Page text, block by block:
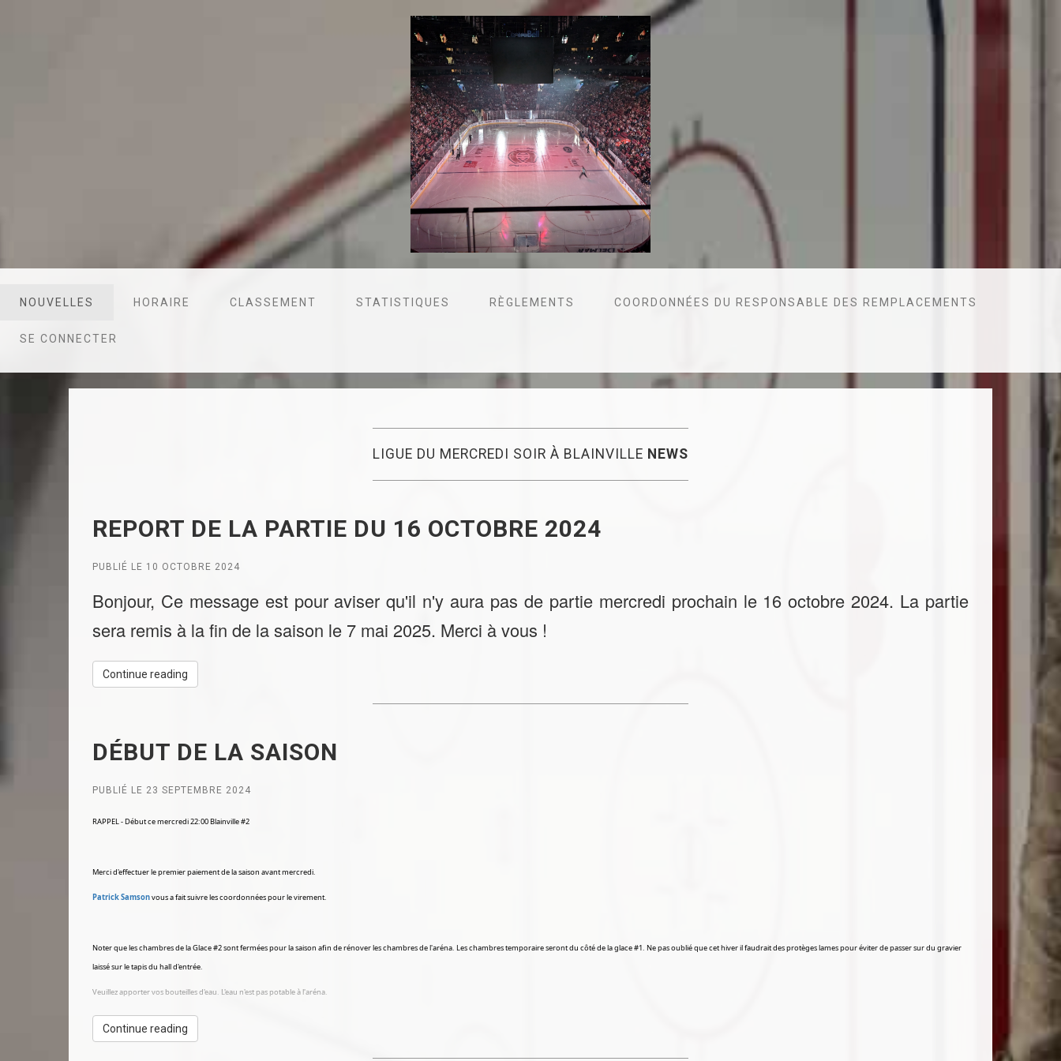
NOUVELLES HORAIRE CLASSEMENT STATISTIQUES RÈGLEMENTS COORDONNÉES DU RESPONSABLE DES REMPLACEMENTS
SE CONNECTER
LIGUE DU MERCREDI SOIR À BLAINVILLE NEWS
REPORT DE LA PARTIE DU 16 OCTOBRE 2024
PUBLIÉ LE 10 OCTOBRE 2024
Bonjour, Ce message est pour aviser qu'il n'y aura pas de partie mercredi prochain le 16 octobre 2024. La partie
sera remis à la fin de la saison le 7 mai 2025. Merci à vous !
Continue reading
DÉBUT DE LA SAISON
PUBLIÉ LE 23 SEPTEMBRE 2024
RAPPEL - Début ce mercredi 22:00 Blainville #2
Merci d'effectuer le premier paiement de la saison avant mercredi.
Patrick Samsonvous a fait suivre les coordonnées pour le virement.
Noter que les chambres de la Glace #2 sont fermées pour la saison afin de rénover les chambres de l'aréna. Les chambres temporaire seront du côté de la glace #1. Ne pas oublié que cet hiver il faudrait des protèges lames pour éviter de passer sur du gravier
laissé sur le tapis du hall d'entrée.
Veuillez apporter vos bouteilles d'eau. L'eau n'est pas potable à l'aréna.
13 parties en 2024
Continue reading